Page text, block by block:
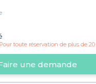
réservation de plus de 20 personnes : HH prolongé
une demande